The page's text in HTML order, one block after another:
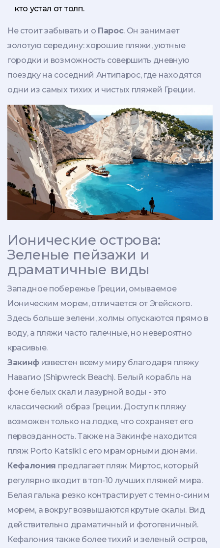
кто устал от толп.
Не стоит забывать и о Парос. Он занимает
золотую середину: хорошие пляжи, уютные
городки и возможность совершить дневную
поездку на соседний Антипарос, где находятся
одни из самых тихих и чистых пляжей Греции.
Ионические острова:
Зеленые пейзажи и
драматичные виды
Западное побережье Греции, омываемое
Ионическим морем, отличается от Эгейского.
Здесь больше зелени, холмы опускаются прямо в
воду, а пляжи часто галечные, но невероятно
красивые.
Закинф известен всему миру благодаря пляжу
Навагио (Shipwreck Beach). Белый корабль на
фоне белых скал и лазурной воды - это
классический образ Греции. Доступ к пляжу
возможен только на лодке, что сохраняет его
первозданность. Также на Закинфе находится
пляж Porto Katsiki с его мраморными дюнами.
Кефалония предлагает пляж Миртос, который
регулярно входит в топ-10 лучших пляжей мира.
Белая галька резко контрастирует с темно-синим
морем, а вокруг возвышаются крутые скалы. Вид
действительно драматичный и фотогеничный.
Кефалония также более тихий и зеленый остров,